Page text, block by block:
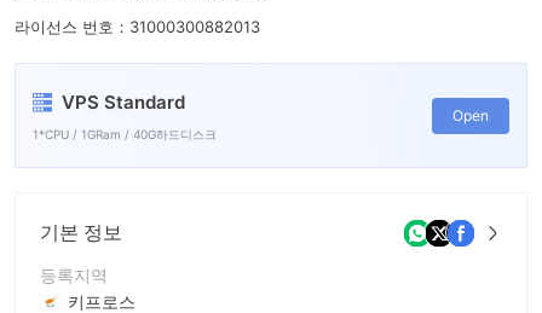
라이선스 번호：31000300882013
VPS Standard
1*CPU / 1GRam / 40G하드디스크
Open
기본 정보
등록지역
키프로스